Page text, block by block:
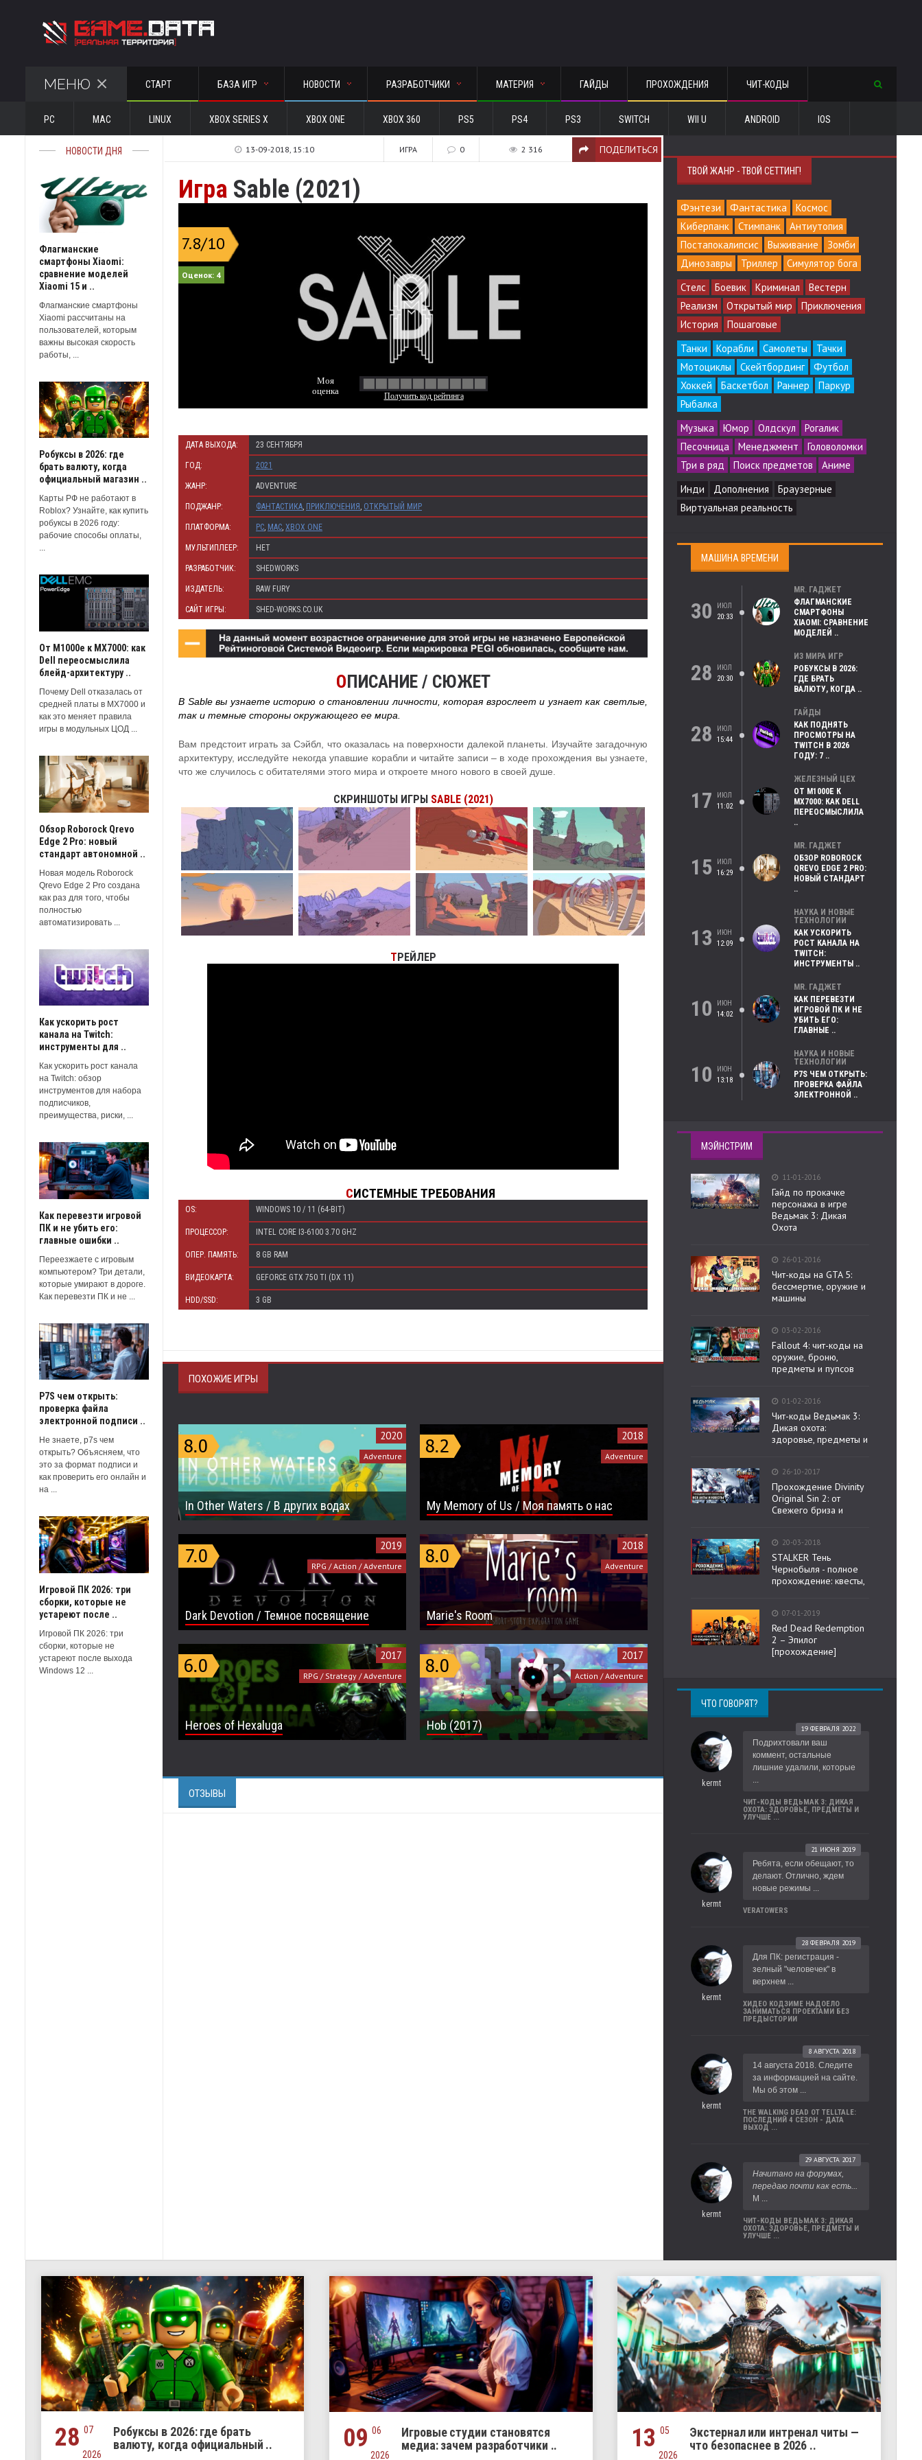
МЕНЮ СТАРТ БАЗА ИГР НОВОСТИ РАЗРАБОТЧИКИ МАТЕРИЯ ГАЙДЫ ПРОХОЖДЕНИЯ ЧИТ-КОДЫ
PC MAC LINUX XBOX SERIES X XBOX ONE XBOX 360 PS5 PS4 PS3 SWITCH WII U ANDROID IOS
НОВОСТИ ДНЯ
Флагманские
смартфоны Xiaomi:
сравнение моделей
Xiaomi 15 и ..
Флагманские смартфоны
Xiaomi рассчитаны на
пользователей, которым
важны высокая скорость
работы, ...
Робуксы в 2026: где
брать валюту, когда
официальный магазин ..
Карты РФ не работают в
Roblox? Узнайте, как купить
робуксы в 2026 году:
рабочие способы оплаты,
...
От M1000e к MX7000: как
Dell переосмыслила
блейд-архитектуру ..
Почему Dell отказалась от
средней платы в MX7000 и
как это меняет правила
игры в модульных ЦОД ...
Обзор Roborock Qrevo
Edge 2 Pro: новый
стандарт автономной ..
Новая модель Roborock
Qrevo Edge 2 Pro создана
как раз для того, чтобы
полностью
автоматизировать ...
Как ускорить рост
канала на Twitch:
инструменты для ..
Как ускорить рост канала
на Twitch: обзор
инструментов для набора
подписчиков,
преимущества, риски, ...
Как перевезти игровой
ПК и не убить его:
главные ошибки ..
Переезжаете с игровым
компьютером? Три детали,
которые умирают в дороге.
Как перевезти ПК и не ...
P7S чем открыть:
проверка файла
электронной подписи ..
Не знаете, p7s чем
открыть? Объясняем, что
это за формат подписи и
как проверить его онлайн и
на ...
Игровой ПК 2026: три
сборки, которые не
устареют после ..
Игровой ПК 2026: три
сборки, которые не
устареют после выхода
Windows 12 ...
13-09-2018, 15:10 ИГРА 0 2 316 ПОДЕЛИТЬСЯ
Игра Sable (2021)
7.8/10
Оценок: 4
Моя
оценка
Получить код рейтинга
ДАТА ВЫХОДА: 23 СЕНТЯБРЯ
ГОД: 2021
ЖАНР: ADVENTURE
ПОДЖАНР: ФАНТАСТИКА, ПРИКЛЮЧЕНИЯ , ОТКРЫТЫЙ МИР
ПЛАТФОРМА: PC, MAC, XBOX ONE
МУЛЬТИПЛЕЕР: НЕТ
РАЗРАБОТЧИК: SHEDWORKS
ИЗДАТЕЛЬ: RAW FURY
САЙТ ИГРЫ: SHED-WORKS.CO.UK
ОПИСАНИЕ / СЮЖЕТ
В Sable вы узнаете историю о становлении личности, которая взрослеет и узнает как светлые,
так и темные стороны окружающего ее мира.
Вам предстоит играть за Сэйбл, что оказалась на поверхности далекой планеты. Изучайте загадочную
архитектуру, исследуйте некогда упавшие корабли и читайте записи – в ходе прохождения вы узнаете,
что же случилось с обитателями этого мира и откроете много нового в своей душе.
СКРИНШОТЫ ИГРЫ SABLE (2021)
ТРЕЙЛЕР
СИСТЕМНЫЕ ТРЕБОВАНИЯ
OS: WINDOWS 10 / 11 (64-BIT)
ПРОЦЕССОР: INTEL CORE I3-6100 3.70 GHZ
ОПЕР. ПАМЯТЬ: 8 GB RAM
ВИДЕОКАРТА: GEFORCE GTX 750 TI (DX 11)
HDD/SSD: 3 GB
ПОХОЖИЕ ИГРЫ
In Other Waters / В других водах
2020
Adventure
My Memory of Us / Моя память о нас
2018
Adventure
Dark Devotion / Темное посвящение
2019
RPG / Action / Adventure
Marie's Room
2018
Adventure
Heroes of Hexaluga
2017
RPG / Strategy / Adventure
Hob (2017)
2017
Action / Adventure
ОТЗЫВЫ
ТВОЙ ЖАНР - ТВОЙ СЕТТИНГ!
Фэнтези Фантастика
Космос
Киберпанк
Стимпанк
Антиутопия
Постапокалипсис
Выживание
Зомби
Динозавры
Триллер
Симулятор бога
Стелс
Боевик Криминал
Вестерн
Реализм
Открытый мир
Приключения
История
Пошаговые
Танки
Корабли Самолеты
Тачки
Мотоциклы
Скейтбординг
Футбол
Хоккей
Баскетбол Раннер
Паркур
Рыбалка
Музыка
Юмор Олдскул
Рогалик
Песочница
Менеджмент
Головоломки
Три в ряд
Поиск предметов
Аниме
Инди
Дополнения
Браузерные
Виртуальная реальность
МАШИНА ВРЕМЕНИ
30
ИЮЛ
20:33
MR. ГАДЖЕТ
ФЛАГМАНСКИЕ
СМАРТФОНЫ
XIAOMI: СРАВНЕНИЕ
МОДЕЛЕЙ ..
28
ИЮЛ
20:30
ИЗ МИРА ИГР
РОБУКСЫ В 2026:
ГДЕ БРАТЬ
ВАЛЮТУ, КОГДА ..
28
ИЮЛ
15:44
ГАЙДЫ
КАК ПОДНЯТЬ
ПРОСМОТРЫ НА
TWITCH В 2026
ГОДУ: 7 ..
17
ИЮЛ
11:02
ЖЕЛЕЗНЫЙ ЦЕХ
ОТ M1000E К
MX7000: КАК DELL
ПЕРЕОСМЫСЛИЛА
..
15
ИЮЛ
16:29
MR. ГАДЖЕТ
ОБЗОР ROBOROCK
QREVO EDGE 2 PRO:
НОВЫЙ СТАНДАРТ
..
13
ИЮН
12:09
НАУКА И НОВЫЕ
ТЕХНОЛОГИИ
КАК УСКОРИТЬ
РОСТ КАНАЛА НА
TWITCH:
ИНСТРУМЕНТЫ ..
10
ИЮН
14:02
MR. ГАДЖЕТ
КАК ПЕРЕВЕЗТИ
ИГРОВОЙ ПК И НЕ
УБИТЬ ЕГО:
ГЛАВНЫЕ ..
10
ИЮН
13:18
НАУКА И НОВЫЕ
ТЕХНОЛОГИИ
P7S ЧЕМ ОТКРЫТЬ:
ПРОВЕРКА ФАЙЛА
ЭЛЕКТРОННОЙ ..
МЭЙНСТРИМ
11-01-2016
Гайд по прокачке
персонажа в игре
Ведьмак 3: Дикая
Охота
26-01-2016
Чит-коды на GTA 5:
бессмертие, оружие и
машины
03-02-2016
Fallout 4: чит-коды на
оружие, броню,
предметы и пупсов
01-02-2016
Чит-коды Ведьмак 3:
Дикая охота:
здоровье, предметы и
26-10-2017
Прохождение Divinity
Original Sin 2: от
Свежего бриза и
20-03-2018
STALKER Тень
Чернобыля - полное
прохождение: квесты,
07-01-2019
Red Dead Redemption
2 – Эпилог
[прохождение]
ЧТО ГОВОРЯТ?
kermt
19 ФЕВРАЛЯ 2022
Подрихтовали ваш
коммент, остальные
лишние удалили, которые
...
ЧИТ-КОДЫ ВЕДЬМАК 3: ДИКАЯ
ОХОТА: ЗДОРОВЬЕ, ПРЕДМЕТЫ И
УЛУЧШЕ ...
kermt
21 ИЮНЯ 2019
Ребята, если обещают, то
делают. Отлично, ждем
новые режимы ...
VERATOWERS
kermt
28 ФЕВРАЛЯ 2019
Для ПК: регистрация -
зелный "человечек" в
верхнем ...
ХИДЕО КОДЗИМЕ НАДОЕЛО
ЗАНИМАТЬСЯ ПРОЕКТАМИ БЕЗ
ПРЕДЫСТОРИИ
kermt
8 АВГУСТА 2018
14 августа 2018. Следите
за информацией на сайте.
Мы об этом ...
THE WALKING DEAD ОТ TELLTALE:
ПОСЛЕДНИЙ 4 СЕЗОН - ДАТА
ВЫХОД ...
kermt
29 АВГУСТА 2017
Начитано на форумах,
передаю почти как есть...
М ...
ЧИТ-КОДЫ ВЕДЬМАК 3: ДИКАЯ
ОХОТА: ЗДОРОВЬЕ, ПРЕДМЕТЫ И
УЛУЧШЕ ...
28 07
2026
Робуксы в 2026: где брать
валюту, когда официальный ..
09 06
2026
Игровые студии становятся
медиа: зачем разработчики ..
13 05
2026
Экстернал или интренал читы —
что безопаснее в 2026 ..